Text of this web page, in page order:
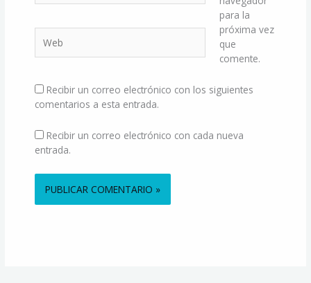
para la
próxima vez
que
comente.
Recibir un correo electrónico con los siguientes
comentarios a esta entrada.
Recibir un correo electrónico con cada nueva
entrada.